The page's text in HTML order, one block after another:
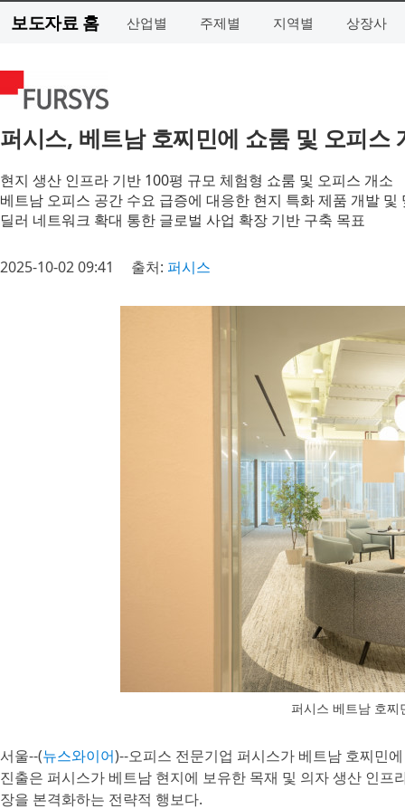
보도자료 홈 산업별 주제별 지역별 상장사
퍼시스, 베트남 호찌민에 쇼룸 및 오피
현지 생산 인프라 기반 100평 규모 체험형 쇼룸 및 오피스 개소
베트남 오피스 공간 수요 급증에 대응한 현지 특화 제품 개발
딜러 네트워크 확대 통한 글로벌 사업 확장 기반 구축 목표
2025-10-02 09:41 출처: 퍼시스
퍼시스 베트남 호찌
서울--(뉴스와이어)--오피스 전문기업 퍼시스가 베트남 호찌민
진출은 퍼시스가 베트남 현지에 보유한 목재 및 의자 생산 인
장을 본격화하는 전략적 행보다.